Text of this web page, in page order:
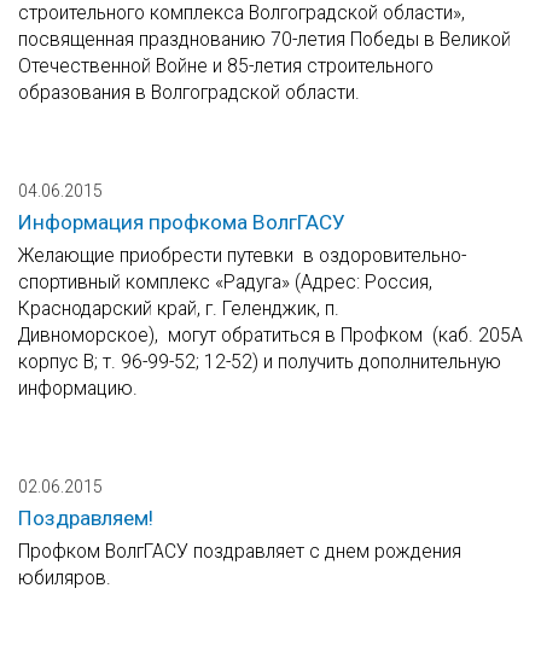
строительного комплекса Волгоградской области»,
посвященная празднованию 70-летия Победы в Великой
Отечественной Войне и 85-летия строительного
образования в Волгоградской области.
04.06.2015
Информация профкома ВолгГАСУ
Желающие приобрести путевки в оздоровительно-
спортивный комплекс «Радуга» (Адрес: Россия,
Краснодарский край, г. Геленджик, п.
Дивноморское), могут обратиться в Профком (каб. 205А
корпус В; т. 96-99-52; 12-52) и получить дополнительную
информацию.
02.06.2015
Поздравляем!
Профком ВолгГАСУ поздравляет с днем рождения
юбиляров.